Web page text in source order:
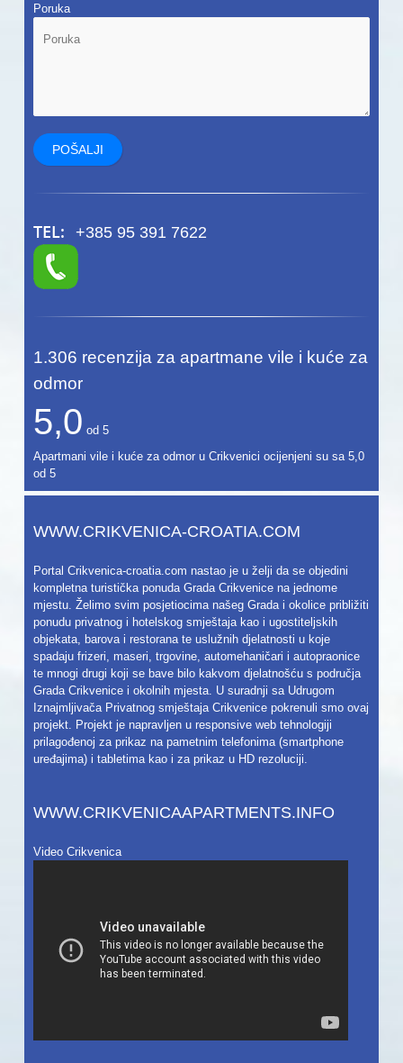
Poruka
TEL: +385 95 391 7622
1.306 recenzija za apartmane vile i kuće za
odmor
5,0 od 5
Apartmani vile i kuće za odmor u Crikvenici ocijenjeni su sa 5,0
od 5
WWW.CRIKVENICA-CROATIA.COM
Portal Crikvenica-croatia.com nastao je u želji da se objedini
kompletna turistička ponuda Grada Crikvenice na jednome
mjestu. Želimo svim posjetiocima našeg Grada i okolice približiti
ponudu privatnog i hotelskog smještaja kao i ugostiteljskih
objekata, barova i restorana te uslužnih djelatnosti u koje
spadaju frizeri, maseri, trgovine, automehaničari i autopraonice
te mnogi drugi koji se bave bilo kakvom djelatnošću s područja
Grada Crikvenice i okolnih mjesta. U suradnji sa Udrugom
Iznajmljivača Privatnog smještaja Crikvenice pokrenuli smo ovaj
projekt. Projekt je napravljen u responsive web tehnologiji
prilagođenoj za prikaz na pametnim telefonima (smartphone
uređajima) i tabletima kao i za prikaz u HD rezoluciji.
WWW.CRIKVENICAAPARTMENTS.INFO
Video Crikvenica